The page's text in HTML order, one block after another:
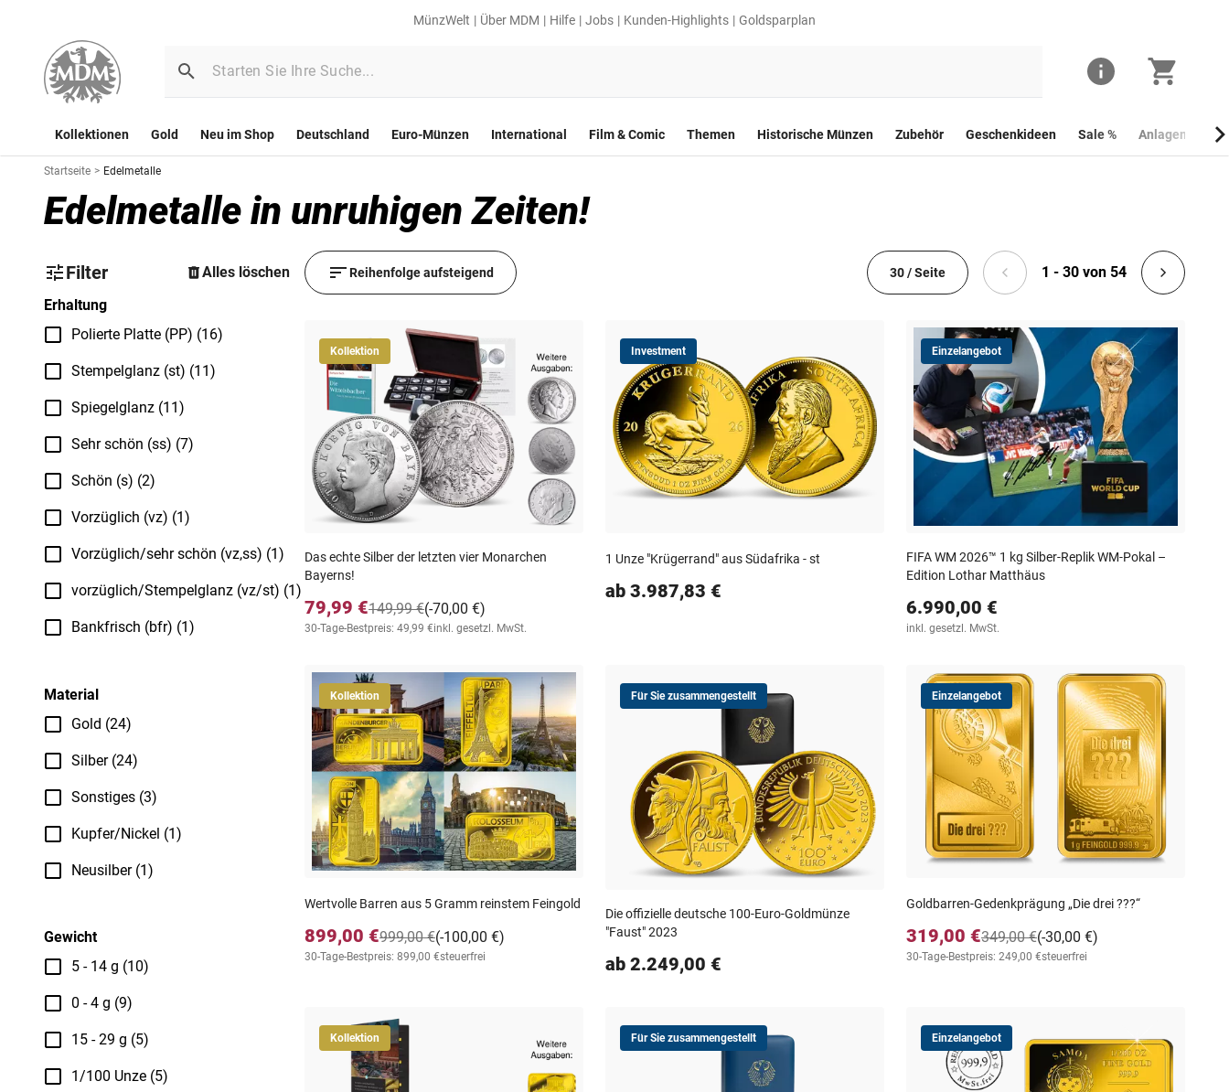
MünzWelt Über MDM Hilfe Jobs Kunden-Highlights Goldsparplan
Kollektionen Gold Neu im Shop Deutschland Euro-Münzen International Film & Comic Themen Historische Münzen Zubehör Geschenkideen Sale % Anlagemünzen
Startseite > Edelmetalle
Edelmetalle in unruhigen Zeiten!
Filter
Alles löschen
Erhaltung
Polierte Platte (PP) (16)
Stempelglanz (st) (11)
Spiegelglanz (11)
Sehr schön (ss) (7)
Schön (s) (2)
Vorzüglich (vz) (1)
Vorzüglich/sehr schön (vz,ss) (1)
vorzüglich/Stempelglanz (vz/st) (1)
Bankfrisch (bfr) (1)
Material
Gold (24)
Silber (24)
Sonstiges (3)
Kupfer/Nickel (1)
Neusilber (1)
Gewicht
5 - 14 g (10)
0 - 4 g (9)
15 - 29 g (5)
1/100 Unze (5)
Reihenfolge aufsteigend 30 / Seite 1 - 30 von 54
Kollektion
Das echte Silber der letzten vier Monarchen
Bayerns!
79,99 € (-70,00 €)
149,99 €
30-Tage-Bestpreis: 49,99 €inkl. gesetzl. MwSt.
Investment
1 Unze "Krügerrand" aus Südafrika - st
ab 3.987,83 €
Einzelangebot
FIFA WM 2026™ 1 kg Silber-Replik WM-Pokal –
Edition Lothar Matthäus
6.990,00 €
inkl. gesetzl. MwSt.
Kollektion
Wertvolle Barren aus 5 Gramm reinstem Feingold
899,00 € (-100,00 €)
999,00 €
30-Tage-Bestpreis: 899,00 €steuerfrei
Für Sie zusammengestellt
Die offizielle deutsche 100-Euro-Goldmünze
"Faust" 2023
ab 2.249,00 €
Einzelangebot
Goldbarren-Gedenkprägung „Die drei ???“
319,00 € (-30,00 €)
349,00 €
30-Tage-Bestpreis: 249,00 €steuerfrei
Kollektion Für Sie zusammengestellt Einzelangebot